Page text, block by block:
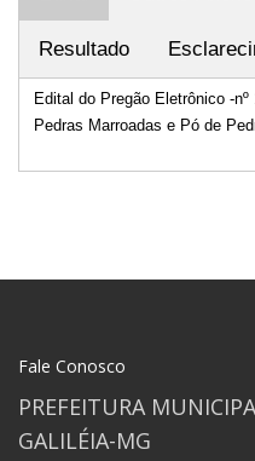
Resultado
Edital do Pregão Eletrônico -
Pedras Marroadas e Pó de
Fale Conosco
PREFEITURA
GALILÉIA-MG